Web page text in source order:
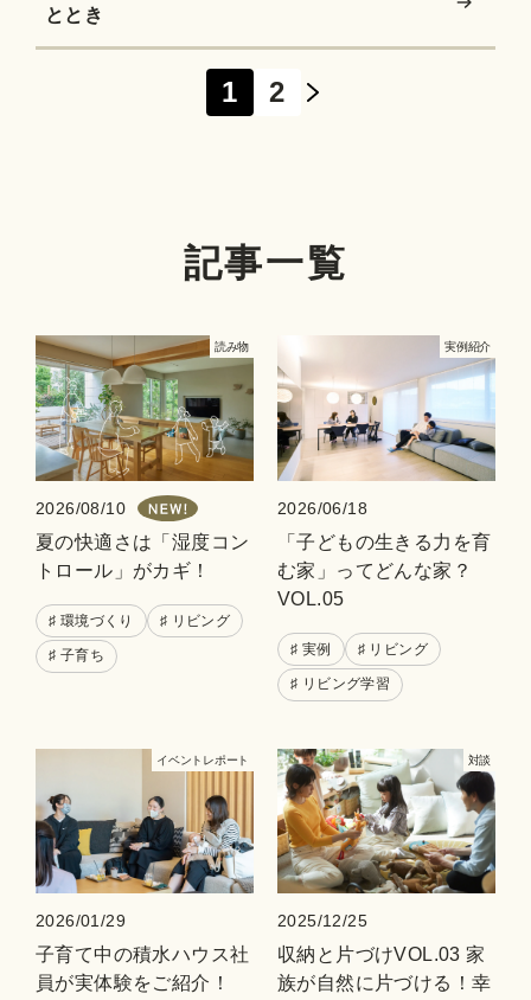
ととき
1 2
記事一覧
読み物
2026/08/10
夏の快適さは「湿度コン
トロール」がカギ！
♯ 環境づくり ♯ リビング
♯ 子育ち
実例紹介
2026/06/18
「子どもの生きる力を育
む家」ってどんな家？
VOL.05
♯ 実例 ♯ リビング
♯ リビング学習
イベントレポート
2026/01/29
子育て中の積水ハウス社
員が実体験をご紹介！
対談
2025/12/25
収納と片づけVOL.03 家
族が自然に片づける！幸